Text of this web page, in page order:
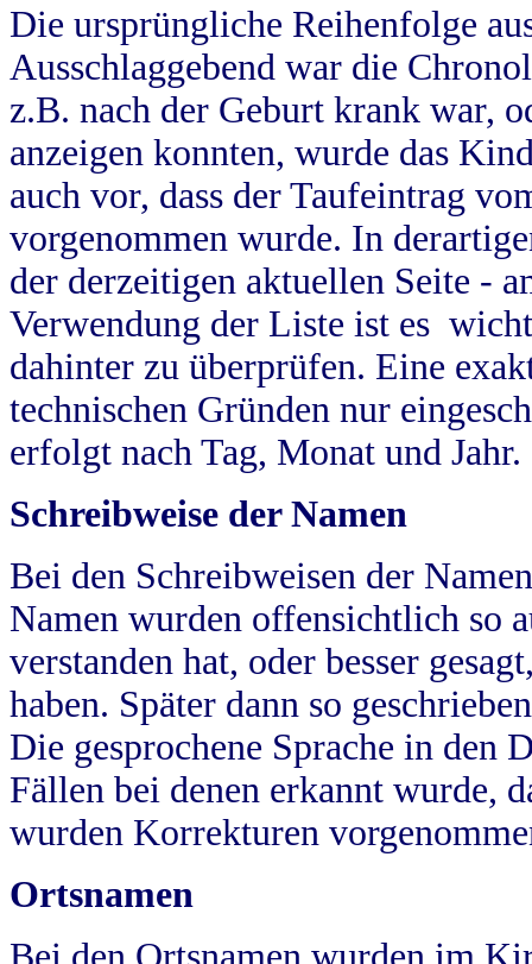
Die ursprüngliche Reihenfolge
Ausschlaggebend war die
z.B. nach der Geburt krank war,
anzeigen konnten, wurde das
auch vor, dass der Taufeintrag
vorgenommen wurde. In
der derzeitigen aktuellen Seite -
Verwendung der Liste ist es
dahinter zu überprüfen. Eine
technischen Gründen nur
erfolgt nach Tag, Monat und Jahr.
Schreibweise der Namen
Bei den Schreibweisen der
Namen wurden offensichtlich so
verstanden hat, oder besser
haben. Später dann so
Die gesprochene Sprache in
Fällen bei denen erkannt wurde,
wurden Korrekturen
Ortsnamen